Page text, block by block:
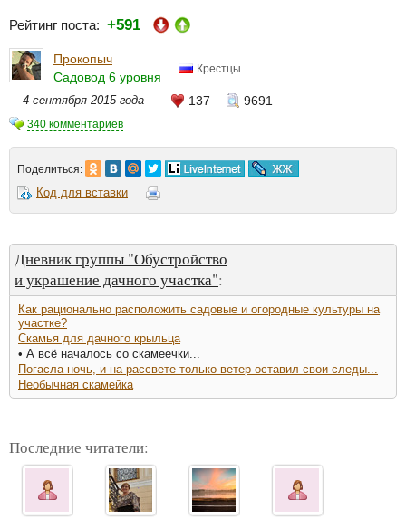
Рейтинг поста: +591
Прокопыч
Садовод 6 уровня
Крестцы
4 сентября 2015 года 137 9691
340 комментариев
Поделиться:
Код для вставки
Дневник группы "Обустройство
и украшение дачного участка":
Как рационально расположить садовые и огородные культуры на
участке?
Скамья для дачного крыльца
• А всё началось со скамеечки...
Погасла ночь, и на рассвете только ветер оставил свои следы...
Необычная скамейка
Последние читатели: